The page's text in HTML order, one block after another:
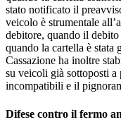
stato notificato il
veicolo è strumentale
debitore, quando il
quando la cartella è stata
Cassazione ha inoltre
su veicoli già sottoposti a
incompatibili e il
Difese contro il fermo